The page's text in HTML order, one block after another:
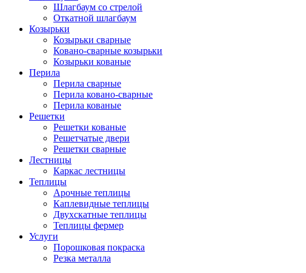
Шлагбаум со стрелой
Откатной шлагбаум
Козырьки
Козырьки сварные
Ковано-сварные козырьки
Козырьки кованые
Перила
Перила сварные
Перила ковано-сварные
Перила кованые
Решетки
Решетки кованые
Решетчатые двери
Решетки сварные
Лестницы
Каркас лестницы
Теплицы
Арочные теплицы
Каплевидные теплицы
Двухскатные теплицы
Теплицы фермер
Услуги
Порошковая покраска
Резка металла